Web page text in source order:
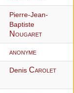
Pierre-Jean-
Baptiste
Nougaret
anonyme
Denis Carolet